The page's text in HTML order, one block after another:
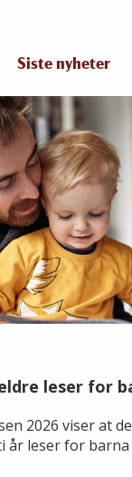
Siste nyheter
leser for
2026 viser at
år leser for barna